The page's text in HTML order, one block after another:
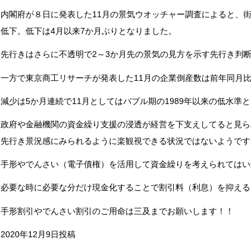
内閣府が８日に発表した11月の景気ウオッチャー調査によると、
低下。低下は4月以来7か月ぶりとなりました。
先行きはさらに不透明で2～3か月先の景気の見方を示す先行き判
一方で東京商工リサーチが発表した11月の企業倒産数は前年同月
減少は5か月連続で11月としてはバブル期の1989年以来の低水準と
政府や金融機関の資金繰り支援の浸透が経営を下支えしてると見
先行き景況感にみられるように楽観視できる状況ではないようです
手形やでんさい（電子債権）を活用して資金繰りを考えられては
必要な時に必要な分だけ現金化することで割引料（利息）を抑える
手形割引やでんさい割引のご用命は三及までお願いします！！
2020年12月9日投稿